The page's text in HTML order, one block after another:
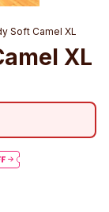
Soft Camel XL
XL